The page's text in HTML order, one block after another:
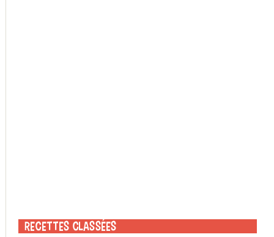
Recettes classées